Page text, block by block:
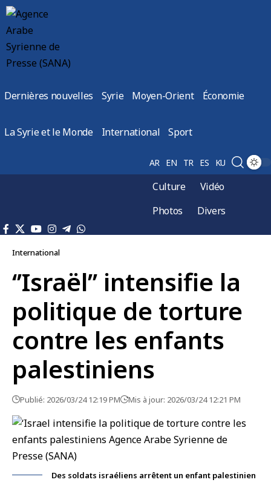
Dernières nouvelles Syrie Moyen-Orient Économie
La Syrie et le Monde International Sport
AR EN TR ES KU
Culture
Vidéo
Photos
Divers
International
‘’Israël’’ intensifie la
politique de torture
contre les enfants
palestiniens
Publié: 2026/03/24 12:19 PM Mis à jour: 2026/03/24 12:21 PM
Des soldats israéliens arrêtent un enfant palestinien